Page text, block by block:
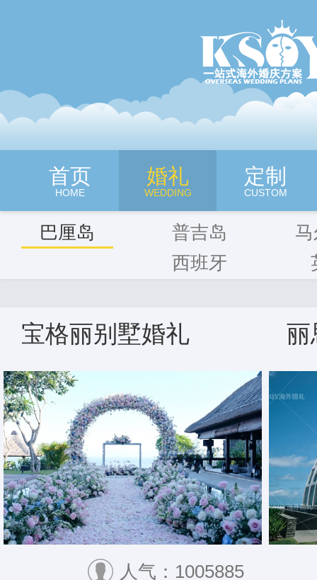
深圳旷世奇缘海外婚纱摄影
首页
HOME
婚礼
WEDDING
定制
CUSTOM
巴厘岛 普吉岛
西班牙
宝格丽别墅婚礼
人气：1005885
丽